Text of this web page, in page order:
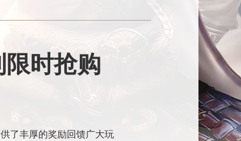
时抢购
了丰厚的奖励回馈广大玩